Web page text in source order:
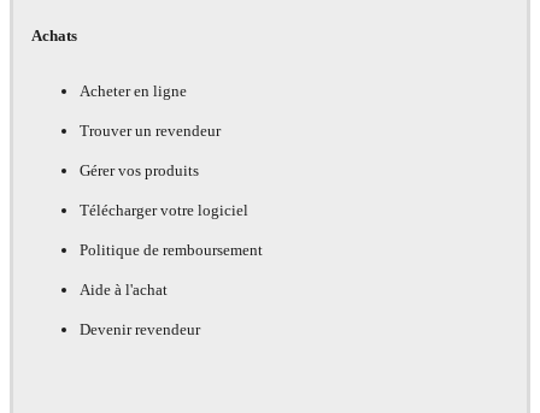
Achats
Acheter en ligne
Trouver un revendeur
Gérer vos produits
Télécharger votre logiciel
Politique de remboursement
Aide à l'achat
Devenir revendeur